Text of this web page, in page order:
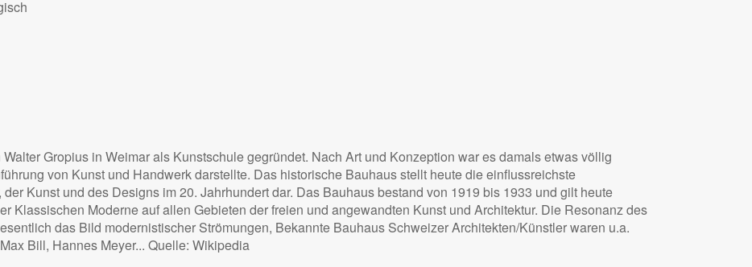
Gropius in Weimar als Kunstschule gegründet. Nach Art und Konzeption war es damals etwas völlig
von Kunst und Handwerk darstellte. Das historische Bauhaus stellt heute die einflussreichste
Kunst und des Designs im 20. Jahrhundert dar. Das Bauhaus bestand von 1919 bis 1933 und gilt heute
Klassischen Moderne auf allen Gebieten der freien und angewandten Kunst und Architektur. Die Resonanz des
das Bild modernistischer Strömungen, Bekannte Bauhaus Schweizer Architekten/Künstler waren u.a.
Bill, Hannes Meyer... Quelle: Wikipedia